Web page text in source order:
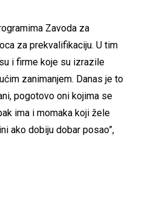
Zavoda za
za prekvalifikaciju. U tim
i firme koje su izrazile
zanimanjem. Danas je to
pogotovo oni kojima se
ima i momaka koji žele
ako dobiju dobar posao”,